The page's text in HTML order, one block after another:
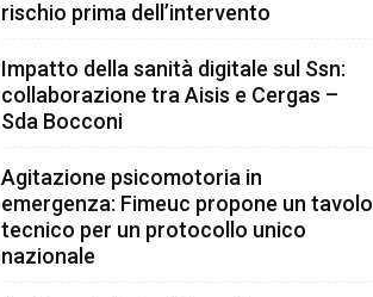
rischio prima dell’intervento
Impatto della sanità digitale sul Ssn:
collaborazione tra Aisis e Cergas –
Sda Bocconi
Agitazione psicomotoria in
emergenza: Fimeuc propone un tavolo
tecnico per un protocollo unico
nazionale